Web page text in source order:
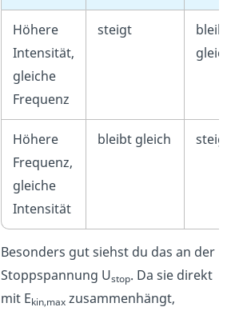
Höhere
Intensität,
gleiche
Frequenz
steigt
bleibt
gleich
Höhere
Frequenz,
gleiche
Intensität
bleibt gleich steigt
Besonders gut siehst du das an der
Stoppspannung Ustop. Da sie direkt
mit Ekin,max zusammenhängt,